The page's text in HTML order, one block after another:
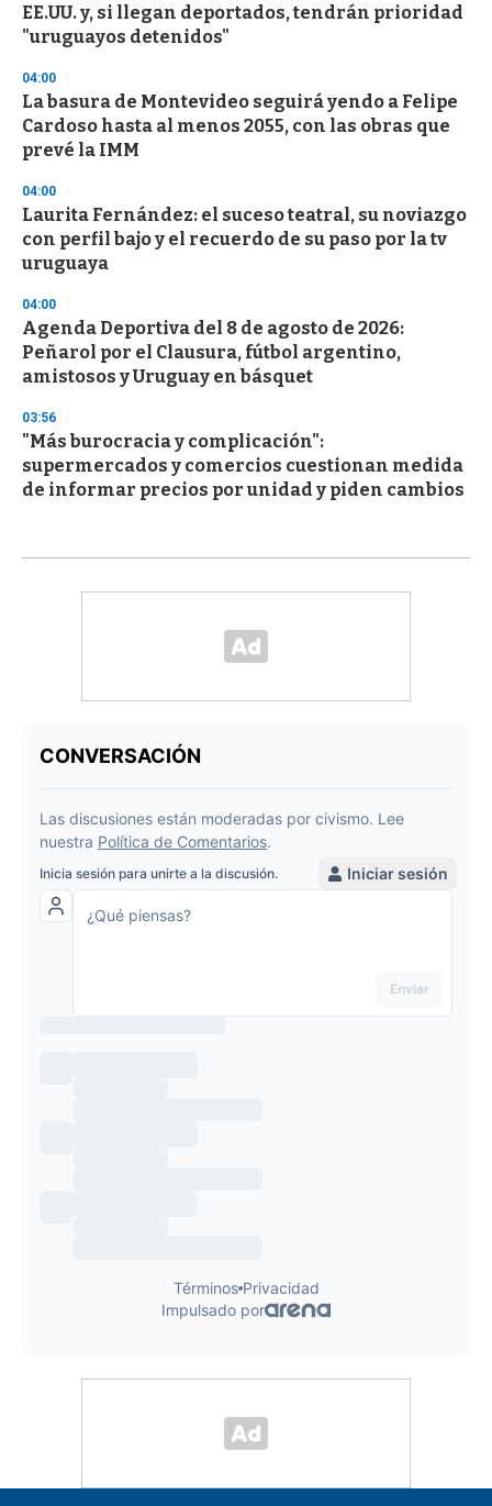
EE.UU. y, si llegan deportados, tendrán prioridad
"uruguayos detenidos"
04:00
La basura de Montevideo seguirá yendo a Felipe
Cardoso hasta al menos 2055, con las obras que
prevé la IMM
04:00
Laurita Fernández: el suceso teatral, su noviazgo
con perfil bajo y el recuerdo de su paso por la tv
uruguaya
04:00
Agenda Deportiva del 8 de agosto de 2026:
Peñarol por el Clausura, fútbol argentino,
amistosos y Uruguay en básquet
03:56
"Más burocracia y complicación":
supermercados y comercios cuestionan medida
de informar precios por unidad y piden cambios